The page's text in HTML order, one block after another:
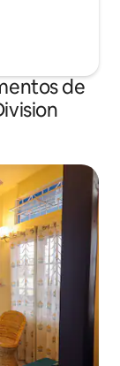
de